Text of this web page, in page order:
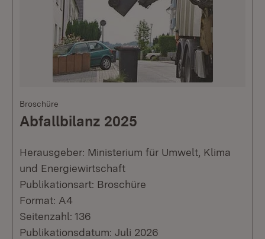
Broschüre
Abfallbilanz 2025
Herausgeber: Ministerium für Umwelt, Klima
und Energiewirtschaft
Publikationsart: Broschüre
Format: A4
Seitenzahl: 136
Publikationsdatum: Juli 2026